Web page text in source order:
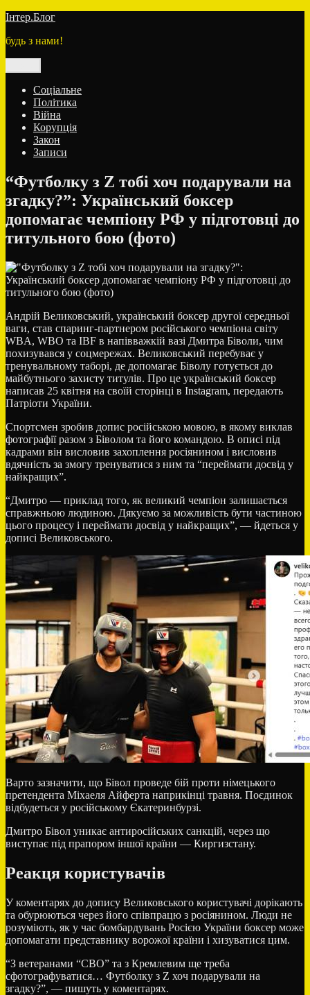
Перейти
вмісту
Інтер.Блог
будь з нами!
Соціальне
Політика
Війна
Корупція
Закон
Записи
“Футболку з Z тобі хоч подарували на
згадку?”: Український боксер
допомагає чемпіону РФ у підготовці до
титульного бою (фото)
Андрій Великовський, український боксер другої середньої
ваги, став спаринг-партнером російського чемпіона світу
WBA, WBO та IBF в напівважкій вазі Дмитра Біволи, чим
похизувався у соцмережах. Великовський перебуває у
тренувальному таборі, де допомагає Біволу готується до
майбутнього захисту титулів. Про це український боксер
написав 25 квітня на своїй сторінці в Instagram, передають
Патріоти України.
Спортсмен зробив допис російською мовою, в якому виклав
фотографії разом з Біволом та його командою. В описі під
кадрами він висловив захоплення росіянином і висловив
вдячність за змогу тренуватися з ним та “переймати досвід у
найкращих”.
“Дмитро — приклад того, як великий чемпіон залишається
справжньою людиною. Дякуємо за можливість бути частиною
цього процесу і переймати досвід у найкращих”, — йдеться у
дописі Великовського.
Варто зазначити, що Бівол проведе бій проти німецького
претендента Міхаеля Айферта наприкінці травня. Поєдинок
відбудеться у російському Єкатеринбурзі.
Дмитро Бівол уникає антиросійських санкцій, через що
виступає під прапором іншої країни — Киргизстану.
Реакця користувачів
У коментарях до допису Великовського користувачі дорікають
та обурюються через його співпрацю з росіянином. Люди не
розуміють, як у час бомбардувань Росією України боксер може
допомагати представнику ворожої країни і хизуватися цим.
“З ветеранами “СВО” та з Кремлевим ще треба
сфотографуватися… Футболку з Z хоч подарували на
згадку?”, — пишуть у коментарях.